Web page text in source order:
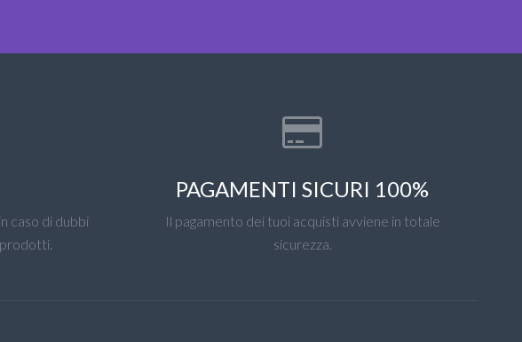
caso di dubbi
PAGAMENTI SICURI 100%
Il pagamento dei tuoi acquisti avviene in totale
sicurezza.